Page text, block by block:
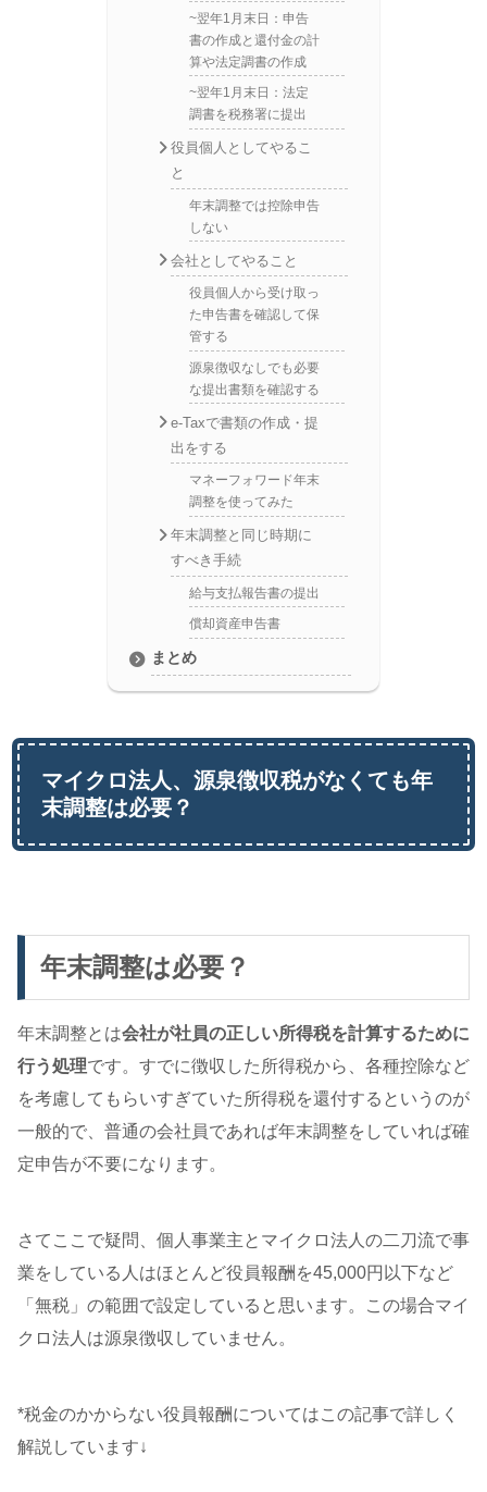
~翌年1月末日：申告
書の作成と還付金の計
算や法定調書の作成
~翌年1月末日：法定
調書を税務署に提出
役員個人としてやるこ
と
年末調整では控除申告
しない
会社としてやること
役員個人から受け取っ
た申告書を確認して保
管する
源泉徴収なしでも必要
な提出書類を確認する
e-Taxで書類の作成・提
出をする
マネーフォワード年末
調整を使ってみた
年末調整と同じ時期に
すべき手続
給与支払報告書の提出
償却資産申告書
まとめ
マイクロ法人、源泉徴収税がなくても年
末調整は必要？
年末調整は必要？
年末調整とは会社が社員の正しい所得税を計算するために
行う処理です。すでに徴収した所得税から、各種控除など
を考慮してもらいすぎていた所得税を還付するというのが
一般的で、普通の会社員であれば年末調整をしていれば確
定申告が不要になります。
さてここで疑問、個人事業主とマイクロ法人の二刀流で事
業をしている人はほとんど役員報酬を45,000円以下など
「無税」の範囲で設定していると思います。この場合マイ
クロ法人は源泉徴収していません。
*税金のかからない役員報酬についてはこの記事で詳しく
解説しています↓